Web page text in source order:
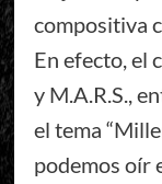
compositiva
En efecto, el
y M.A.R.S.,
el tema
podemos oír